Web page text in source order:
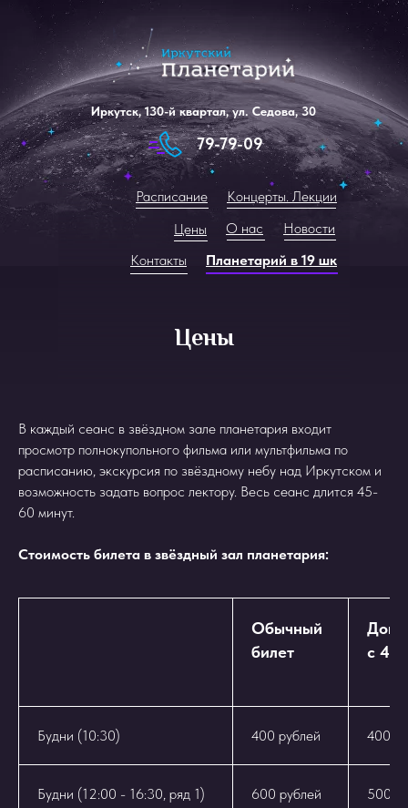
Планетарий в 19 шк
Расписание
Концерты. Лекции
Цены
О нас
Новости
Контакты
79-79-09
Иркутск, 130-й квартал, ул. Седова, 30
Цены
В каждый сеанс в звёздном зале планетария входит
просмотр полнокупольного фильма или мультфильма по
расписанию, экскурсия по звёздному небу над Иркутском и
возможность задать вопрос лектору. Весь сеанс длится 45-
60 минут.
Стоимость билета в звёздный зал планетария:
Обычный
билет
с 4-х
Будни (10:30) 400 рублей 400
Будни (12:00 - 16:30, ряд 1) 600 рублей 500